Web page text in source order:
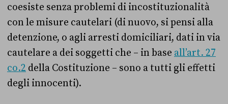
coesiste senza problemi di incostituzionalità
con le misure cautelari (di nuovo, si pensi alla
detenzione, o agli arresti domiciliari, dati in via
cautelare a dei soggetti che – in base all’art. 27
co.2 della Costituzione – sono a tutti gli effetti
degli innocenti).